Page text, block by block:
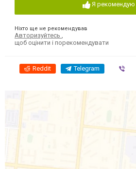
Я рекомендую
Ніхто ще не рекомендував
Авторизуйтесь
щоб оцінити і порекомендувати
Reddit Telegram